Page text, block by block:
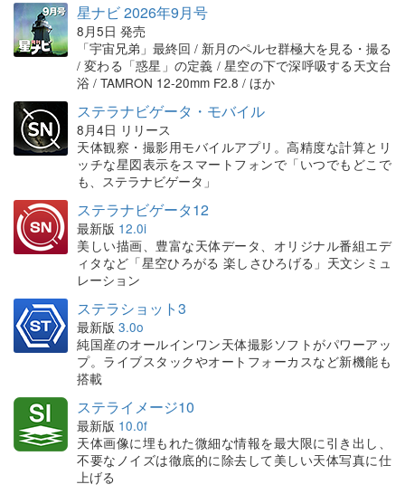
星ナビ 2026年9月号
8月5日 発売
「宇宙兄弟」最終回 / 新月のペルセ群極大を見る・撮る
/ 変わる「惑星」の定義 / 星空の下で深呼吸する天文台
浴 / TAMRON 12-20mm F2.8 / ほか
ステラナビゲータ・モバイル
8月4日 リリース
天体観察・撮影用モバイルアプリ。高精度な計算とリ
ッチな星図表示をスマートフォンで「いつでもどこで
も、ステラナビゲータ」
ステラナビゲータ12
最新版 12.0i
美しい描画、豊富な天体データ、オリジナル番組エデ
ィタなど「星空ひろがる 楽しさひろげる」天文シミュ
レーション
ステラショット3
最新版 3.0o
純国産のオールインワン天体撮影ソフトがパワーアッ
プ。ライブスタックやオートフォーカスなど新機能も
搭載
ステライメージ10
最新版 10.0f
天体画像に埋もれた微細な情報を最大限に引き出し、
不要なノイズは徹底的に除去して美しい天体写真に仕
上げる